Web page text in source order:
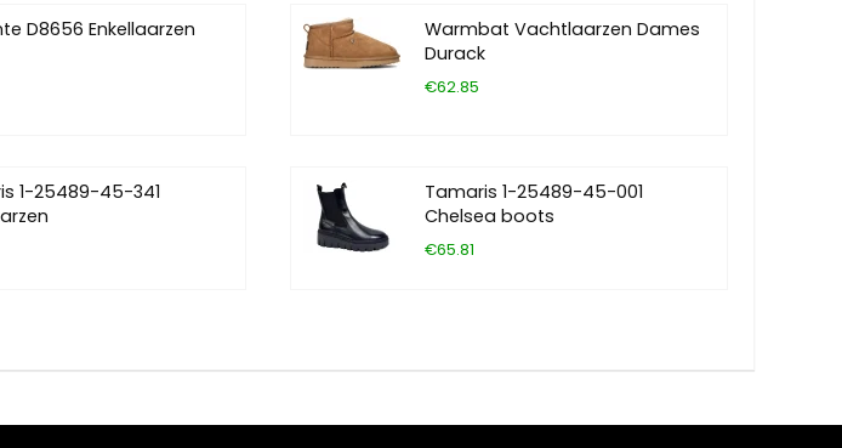
D8656 Enkellaarzen
Warmbat Vachtlaarzen Dames
Durack
€62.85
1-25489-45-341
Tamaris 1-25489-45-001
Chelsea boots
€65.81